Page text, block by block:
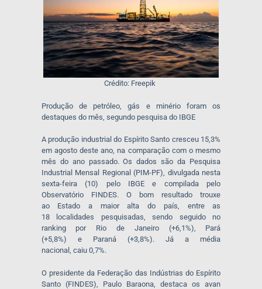
Crédito: Freepik
Produção de petróleo, gás e minério foram os
destaques do mês, segundo pesquisa do IBGE
A produção industrial do Espírito Santo cresceu 15,3%
em agosto deste ano, na comparação com o mesmo
mês do ano passado. Os dados são da Pesquisa
Industrial Mensal Regional (PIM-PF), divulgada nesta
sexta-feira (10) pelo IBGE e compilada pelo
Observatório FINDES. O bom resultado trouxe
ao Estado a maior alta do país, entre as
18 localidades pesquisadas, sendo seguido no
ranking por Rio de Janeiro (+6,1%), Pará
(+5,8%) e Paraná (+3,8%). Já a média
nacional, caiu 0,7%.
O presidente da Federação das Indústrias do Espírito
Santo (FINDES), Paulo Baraona, destaca os avan